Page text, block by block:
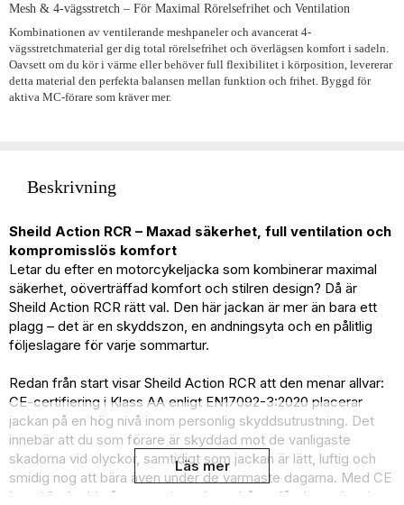
Mesh & 4-vägsstretch – För Maximal Rörelsefrihet och Ventilation
Kombinationen av ventilerande meshpaneler och avancerat 4-
vägsstretchmaterial ger dig total rörelsefrihet och överlägsen komfort i sadeln.
Oavsett om du kör i värme eller behöver full flexibilitet i körposition, levererar
detta material den perfekta balansen mellan funktion och frihet. Byggd för
aktiva MC-förare som kräver mer.
Beskrivning
Sheild Action RCR – Maxad säkerhet, full ventilation och
kompromisslös komfort
Letar du efter en motorcykeljacka som kombinerar maximal
säkerhet, oöverträffad komfort och stilren design? Då är
Sheild Action RCR rätt val. Den här jackan är mer än bara ett
plagg – det är en skyddszon, en andningsyta och en pålitlig
följeslagare för varje sommartur.
Redan från start visar Sheild Action RCR att den menar allvar:
CE-certifiering i Klass AA enligt EN17092-3:2020 placerar
jackan på en hög nivå inom personlig skyddsutrustning. Det
innebär att du som förare är skyddad mot de vanligaste
skadorna vid olyckor, samtidigt som jackan är lätt, luftig och
smidig nog att bära även under de varmaste dagarna. Med CE
Level 2-skydd på rygg, axlar och armbågar får du marknadens
Läs mer